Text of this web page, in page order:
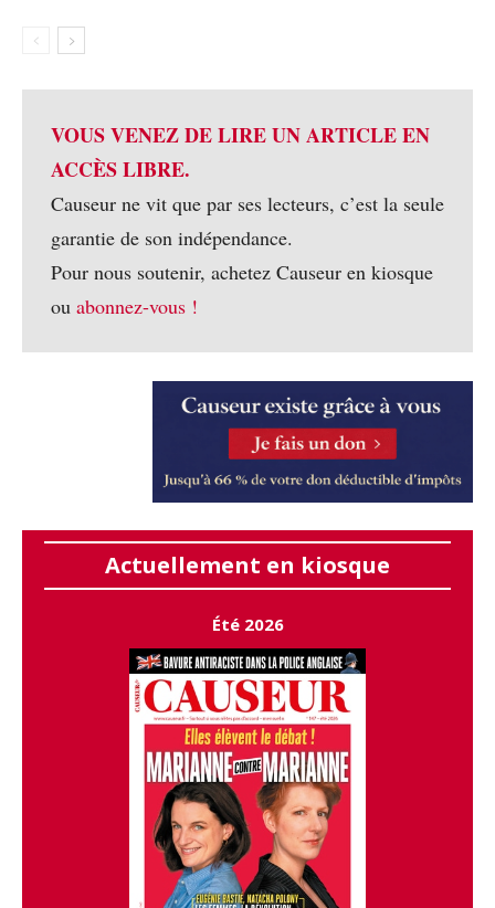
VOUS VENEZ DE LIRE UN ARTICLE EN
ACCÈS LIBRE.
Causeur ne vit que par ses lecteurs, c’est la seule
garantie de son indépendance.
Pour nous soutenir, achetez Causeur en kiosque
ou abonnez-vous !
Actuellement en kiosque
Été 2026